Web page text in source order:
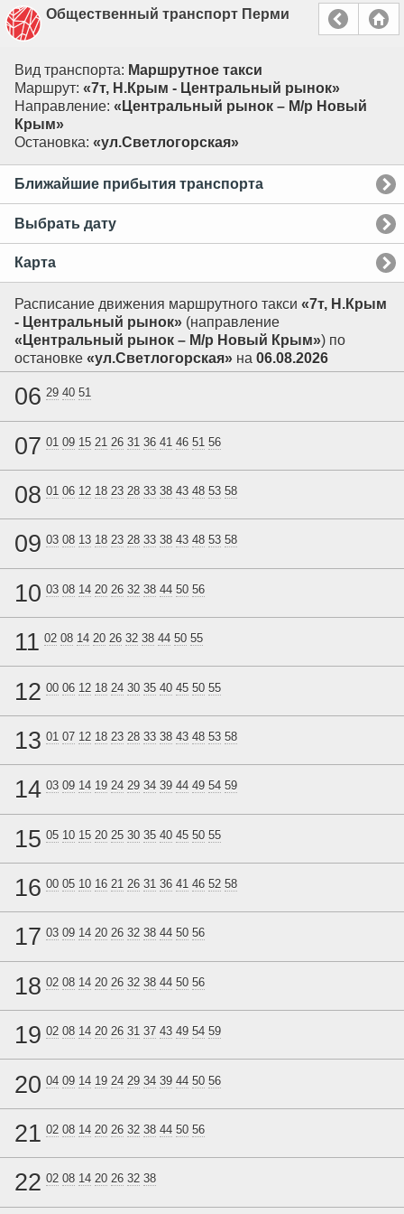
Общественный транспорт Перми
Вид транспорта: Маршрутное такси
Маршрут: «7т, Н.Крым - Центральный рынок»
Направление: «Центральный рынок – М/р Новый
Крым»
Остановка: «ул.Светлогорская»
Ближайшие прибытия транспорта
Выбрать дату
Карта
Расписание движения маршрутного такси «7т, Н.Крым
- Центральный рынок» (направление
«Центральный рынок – М/р Новый Крым») по
остановке «ул.Светлогорская» на 06.08.2026
06 29 40 51
07 01 09 15 21 26 31 36 41 46 51 56
08 01 06 12 18 23 28 33 38 43 48 53 58
09 03 08 13 18 23 28 33 38 43 48 53 58
10 03 08 14 20 26 32 38 44 50 56
11 02 08 14 20 26 32 38 44 50 55
12 00 06 12 18 24 30 35 40 45 50 55
13 01 07 12 18 23 28 33 38 43 48 53 58
14 03 09 14 19 24 29 34 39 44 49 54 59
15 05 10 15 20 25 30 35 40 45 50 55
16 00 05 10 16 21 26 31 36 41 46 52 58
17 03 09 14 20 26 32 38 44 50 56
18 02 08 14 20 26 32 38 44 50 56
19 02 08 14 20 26 31 37 43 49 54 59
20 04 09 14 19 24 29 34 39 44 50 56
21 02 08 14 20 26 32 38 44 50 56
22 02 08 14 20 26 32 38